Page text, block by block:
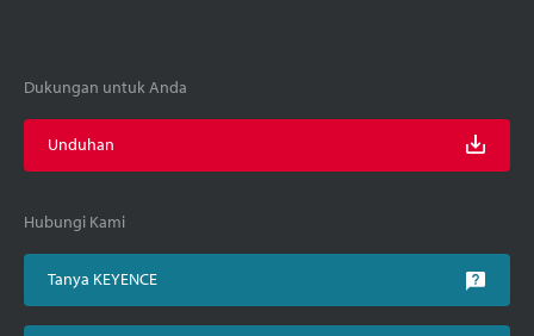
Dukungan untuk Anda
Unduhan
Hubungi Kami
Tanya KEYENCE